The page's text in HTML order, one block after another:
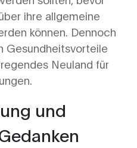
ihre allgemeine
können. Dennoch
Gesundheitsvorteile
Neuland für
und